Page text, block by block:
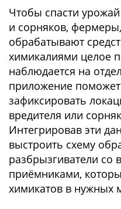
Чтобы спасти
и сорняков,
обрабатывают
химикалиями целое
наблюдается на
приложение
зафиксировать
вредителя или
Интегрировав эти
выстроить схему
разбрызгиватели со
приёмниками,
химикатов в нужных